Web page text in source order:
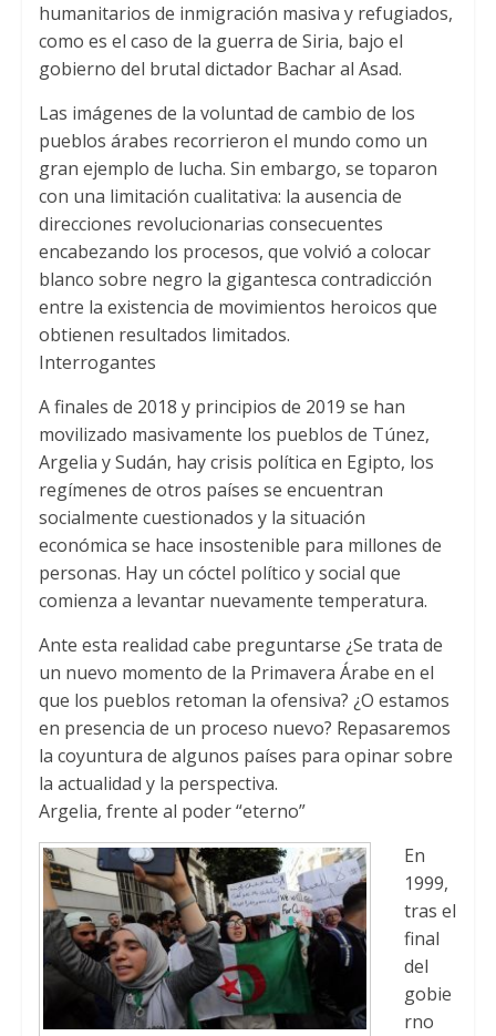
humanitarios de inmigración masiva y refugiados,
como es el caso de la guerra de Siria, bajo el
gobierno del brutal dictador Bachar al Asad.
Las imágenes de la voluntad de cambio de los
pueblos árabes recorrieron el mundo como un
gran ejemplo de lucha. Sin embargo, se toparon
con una limitación cualitativa: la ausencia de
direcciones revolucionarias consecuentes
encabezando los procesos, que volvió a colocar
blanco sobre negro la gigantesca contradicción
entre la existencia de movimientos heroicos que
obtienen resultados limitados.
Interrogantes
A finales de 2018 y principios de 2019 se han
movilizado masivamente los pueblos de Túnez,
Argelia y Sudán, hay crisis política en Egipto, los
regímenes de otros países se encuentran
socialmente cuestionados y la situación
económica se hace insostenible para millones de
personas. Hay un cóctel político y social que
comienza a levantar nuevamente temperatura.
Ante esta realidad cabe preguntarse ¿Se trata de
un nuevo momento de la Primavera Árabe en el
que los pueblos retoman la ofensiva? ¿O estamos
en presencia de un proceso nuevo? Repasaremos
la coyuntura de algunos países para opinar sobre
la actualidad y la perspectiva.
Argelia, frente al poder “eterno”
En
1999,
tras el
final
del
gobie
rno